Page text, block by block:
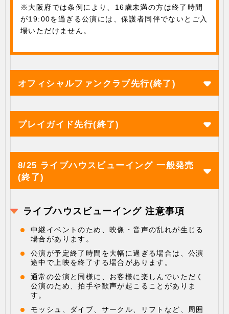
※大阪府では条例により、16歳未満の方は終了時間
が19:00を過ぎる公演には、保護者同伴でないとご入
場いただけません。
オフィシャルファンクラブ先行(終了)
プレイガイド先行(終了)
8/25 ライブハウスビューイング 一般発売
(終了)
ライブハウスビューイング 注意事項
中継イベントのため、映像・音声の乱れが生じる
場合があります。
公演が予定終了時間を大幅に過ぎる場合は、公演
途中で上映を終了する場合があります。
通常の公演と同様に、お客様に楽しんでいただく
公演のため、拍手や歓声が起こることがありま
す。
モッシュ、ダイブ、サークル、リフトなど、周囲